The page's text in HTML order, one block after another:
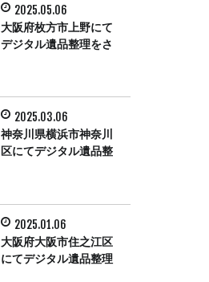
2025.05.06
大阪府枚方市上野にて
デジタル遺品整理をさ
2025.03.06
神奈川県横浜市神奈川
区にてデジタル遺品整
2025.01.06
大阪府大阪市住之江区
にてデジタル遺品整理